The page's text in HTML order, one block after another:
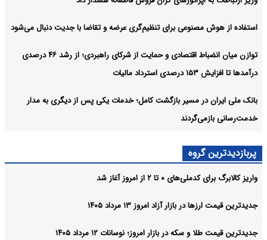
استفاده از هوش مصنوعی برای تنظیم‌گری عرضه و تقاضا با جدیت دنبال می‌شود
توازن میان انضباط اقتصادی و حمایت از شرکای راهبردی؛ از رشد ۴۶ درصدی
درآمدها تا افزایش ۱۵۳ درصدی استرداد مالیات
بانک ملی ایران در مسیر بازگشت کامل؛ خدمات یکی پس از دیگری به مدار
خدمت‌رسانی بازمی‌گردند
پربازدیدترین گروه
واریز کالابرگ برای کدملی‌های ۰ تا ۲ از امروز آغاز شد
جدیدترین قیمت ارزها در بازار آزاد امروز ۱۳ مرداد ۱۴۰۵
جدیدترین قیمت طلا و سکه در بازار امروز؛ نوسانات ۱۲ مرداد ۱۴۰۵